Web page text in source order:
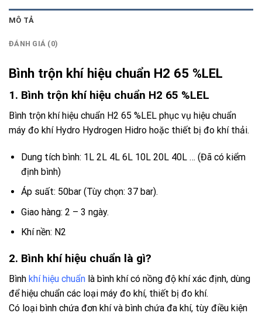
MÔ TẢ
ĐÁNH GIÁ (0)
Bình trộn khí hiệu chuẩn H2 65 %LEL
1. Bình trộn khí hiệu chuẩn H2 65 %LEL
Bình trộn khí hiệu chuẩn H2 65 %LEL phục vụ hiệu chuẩn
máy đo khí Hydro Hydrogen Hidro hoặc thiết bị đo khí thải.
Dung tích bình: 1L 2L 4L 6L 10L 20L 40L … (Đã có kiểm
định bình)
Áp suất: 50bar (Tùy chọn: 37 bar).
Giao hàng: 2 – 3 ngày.
Khí nền: N2
2. Bình khí hiệu chuẩn là gì?
Bình khí hiệu chuẩn là bình khí có nồng độ khí xác định, dùng
để hiệu chuẩn các loại máy đo khí, thiết bị đo khí.
Có loại bình chứa đơn khí và bình chứa đa khí, tùy điều kiện